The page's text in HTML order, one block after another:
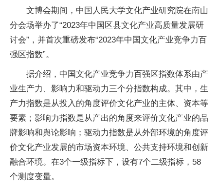
文博会期间，中国人民大学文化产业研究院在南山
分会场举办了“2023年中国区县文化产业高质量发展研
讨会”，并首次重磅发布“2023年中国文化产业竞争力百
强区指数”。
据介绍，中国文化产业竞争力百强区指数体系由产
业生产力、影响力和驱动力三个分指数构成。其中，生
产力指数是从投入的角度评价文化产业的主体、资本等
要素；影响力指数是从产出的角度来评价文化产业的品
牌影响和舆论影响；驱动力指数是从外部环境的角度评
价文化产业发展的市场资本环境、公共支持环境和创新
融合环境。在3个一级指标下，设有7个二级指标，58
个测度变量。